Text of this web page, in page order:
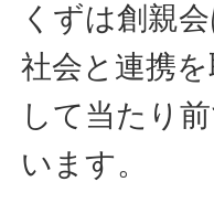
くずは創親
社会と連携
して当たり
います。